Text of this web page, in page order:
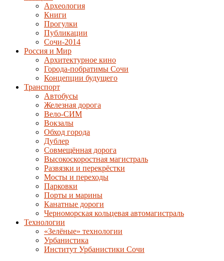
Археология
Книги
Прогулки
Публикации
Сочи-2014
Россия и Мир
Архитектурное кино
Города-побратимы Сочи
Концепции будущего
Транспорт
Автобусы
Железная дорога
Вело-СИМ
Вокзалы
Обход города
Дублер
Совмещённая дорога
Высокоскоростная магистраль
Развязки и перекрёстки
Мосты и переходы
Парковки
Порты и марины
Канатные дороги
Черноморская кольцевая автомагистраль
Технологии
«Зелёные» технологии
Урбанистика
Институт Урбанистики Сочи